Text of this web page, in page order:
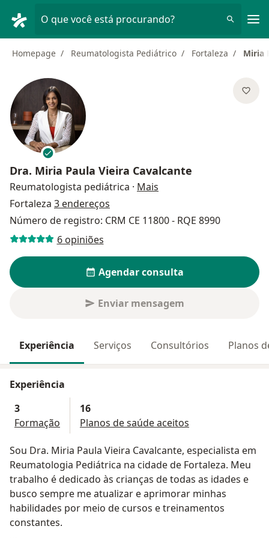
O que você está procurando?
Homepage Reumatologista Pediátrico Fortaleza Miria
Dra. Miria Paula Vieira Cavalcante
Reumatologista pediátrica · Mais
Fortaleza 3 endereços
Número de registro: CRM CE 11800 - RQE 8990
6 opiniões
Agendar consulta
Enviar mensagem
Experiência Serviços Consultórios Planos
Experiência
3
Formação
16
Planos de saúde aceitos
Sou Dra. Miria Paula Vieira Cavalcante, especialista em
Reumatologia Pediátrica na cidade de Fortaleza. Meu
trabalho é dedicado às crianças de todas as idades e
busco sempre me atualizar e aprimorar minhas
habilidades por meio de cursos e treinamentos
constantes.